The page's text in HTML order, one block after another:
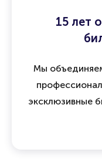
15 лет
Мы
эксклюзивные